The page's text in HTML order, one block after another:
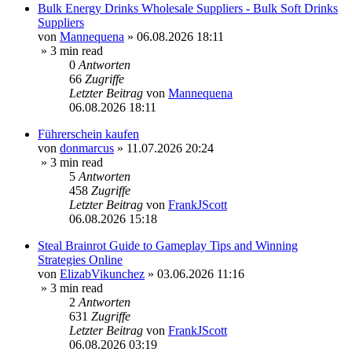
Bulk Energy Drinks Wholesale Suppliers - Bulk Soft Drinks
Suppliers
von Mannequena » 06.08.2026 18:11
» 3 min read
0 Antworten
66 Zugriffe
Letzter Beitrag von Mannequena
06.08.2026 18:11
Führerschein kaufen
von donmarcus » 11.07.2026 20:24
» 3 min read
5 Antworten
458 Zugriffe
Letzter Beitrag von FrankJScott
06.08.2026 15:18
Steal Brainrot Guide to Gameplay Tips and Winning
Strategies Online
von ElizabVikunchez » 03.06.2026 11:16
» 3 min read
2 Antworten
631 Zugriffe
Letzter Beitrag von FrankJScott
06.08.2026 03:19